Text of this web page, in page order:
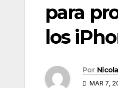
para
los
Por
MAR 7,